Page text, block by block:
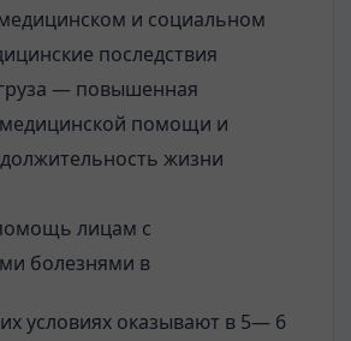
и социальном
последствия
— повышенная
помощи и
жизни
лицам с
болезнями в
условиях оказывают в 5— 6